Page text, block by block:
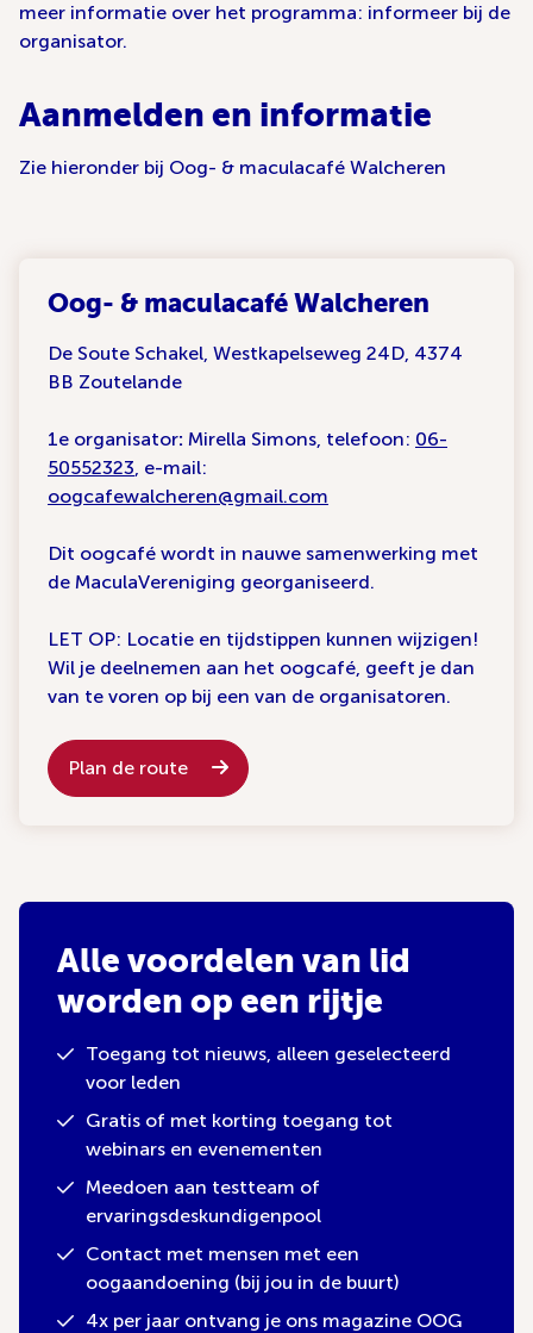
meer informatie over het programma: informeer bij de
organisator.
Aanmelden en informatie
Zie hieronder bij Oog- & maculacafé Walcheren
Oog- & maculacafé Walcheren
De Soute Schakel, Westkapelseweg 24D, 4374
BB Zoutelande
1e organisator: Mirella Simons, telefoon: 06-
50552323, e-mail:
oogcafewalcheren@gmail.com
Dit oogcafé wordt in nauwe samenwerking met
de MaculaVereniging georganiseerd.
LET OP: Locatie en tijdstippen kunnen wijzigen!
Wil je deelnemen aan het oogcafé, geeft je dan
van te voren op bij een van de organisatoren.
Plan de route
Alle voordelen van lid
worden op een rijtje
Toegang tot nieuws, alleen geselecteerd
voor leden
Gratis of met korting toegang tot
webinars en evenementen
Meedoen aan testteam of
ervaringsdeskundigenpool
Contact met mensen met een
oogaandoening (bij jou in de buurt)
4x per jaar ontvang je ons magazine OOG